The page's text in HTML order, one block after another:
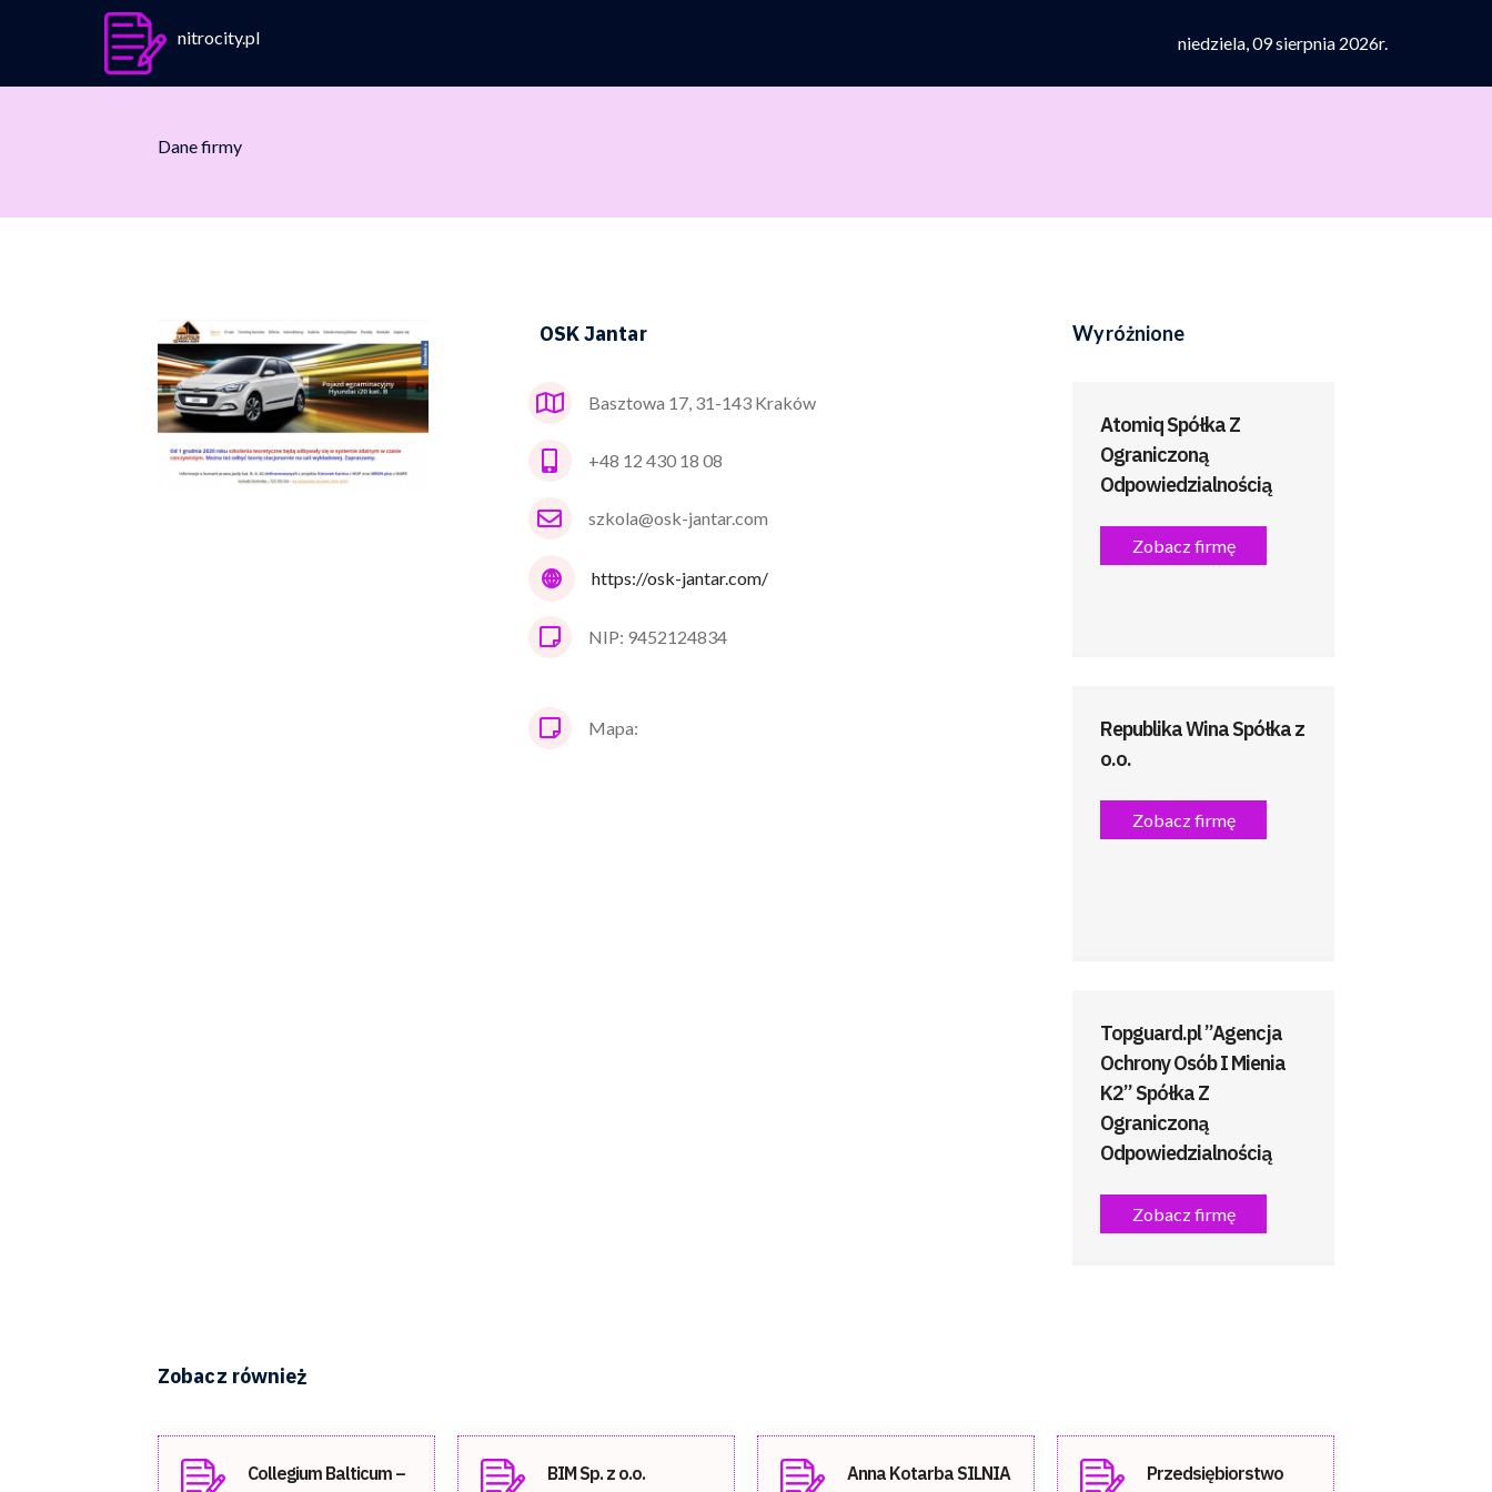
nitrocity.pl niedziela, 09 sierpnia 2026r.
Dane firmy
OSK Jantar
Basztowa 17, 31-143 Kraków
+48 12 430 18 08
szkola@osk-jantar.com
https://osk-jantar.com/
NIP: 9452124834
Mapa:
Wyróżnione
Atomiq Spółka Z
Ograniczoną
Odpowiedzialnością
Zobacz firmę
Republika Wina Spółka z
o.o.
Zobacz firmę
Topguard.pl ”Agencja
Ochrony Osób I Mienia
K2” Spółka Z
Ograniczoną
Odpowiedzialnością
Zobacz firmę
Zobacz również
Collegium Balticum –
BIM Sp. z o.o. Anna Kotarba SILNIA
Przedsiębiorstwo